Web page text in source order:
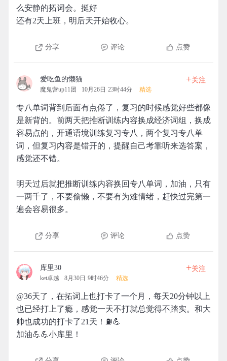
么安静的拓词会。挺好
还有2天上班，明后天开始收心。
分享 评论 点赞
爱吃鱼的懒猫
魔鬼营up11团 10月26日 23时44分 精选
+关注
专八单词背到后面有点倦了，复习的时候感觉好些都像
是新背的。前两天把推断训练内容换成经济词组，换成
容易点的，开通语境训练复习专八，两个复习专八单
词，但复习内容是错开的，提醒自己考靠听来选答案，
感觉还不错。
明天过后就把推断训练内容换回专八单词，加油，只有
一两千了，不要偷懒，不要有为难情绪，赶快过完第一
遍会容易很多。
分享 评论 点赞
库里30
ket卓越 8月30日 9时46分 精选
+关注
@36天了，在拓词上也打卡了一个月，每天20分钟以上
也已经打上了瘾，感觉一天不打就总觉得不踏实。和大
帅也成功的打卡了21天！⛽️💪
加油💪💪小库里！